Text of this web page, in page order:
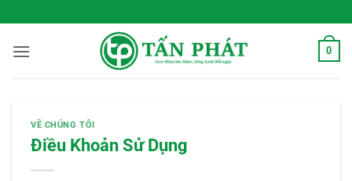
qua
nội
0
VỀ CHÚNG TÔI
Điều Khoản Sử Dụng